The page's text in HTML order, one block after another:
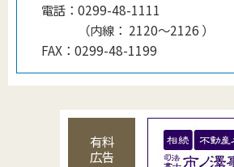
電話： 0299-48-1111
（内線 ： 2120〜2126 ）
FAX： 0299-48-1199
有料
広告